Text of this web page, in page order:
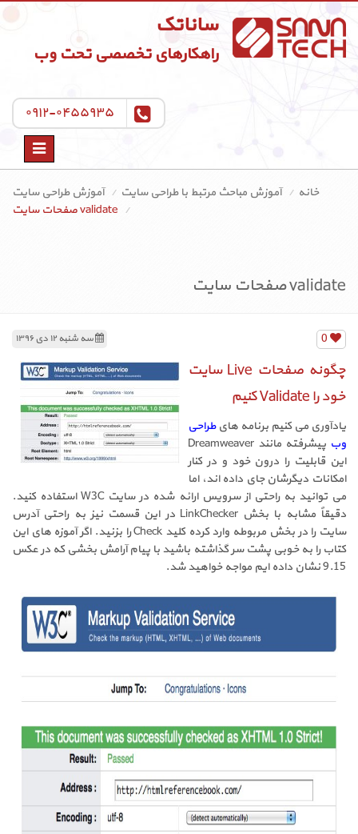
ساناتک
راهکارهای تخصصی تحت وب
۰۹۱۲-۰۴۵۵۹۳۵
Toggle
خانه
آموزش مباحث مرتبط با طراحی سایت
آموزش طراحی سایت
validate صفحات سایت
validate صفحات سایت
سه شنبه ۱۲ دی ۱۳۹۶ 0
چگونه صفحات Live سایت
خود را Validate کنیم
یادآوری می کنیم برنامه هایطراحی
وب
پیشرفته مانند Dreamweaver
این قابلیت را درون خود و در کنار
امکانات دیگرشان جای داده اند، اما
می توانید به راحتی از سرویس ارائه شده در سایت W3C استفاده کنید.
دقیقاً مشابه با بخش LinkChecker در این قسمت نیز به راحتی آدرس
سایت را در بخش مربوطه وارد کرده کلید Check را بزنید. اگر آموزه های این
کتاب را به خوبی پشت سر گذاشته باشید با پیام آرامش بخشی که در عکس
9.15 نشان داده ایم مواجه خواهید شد.